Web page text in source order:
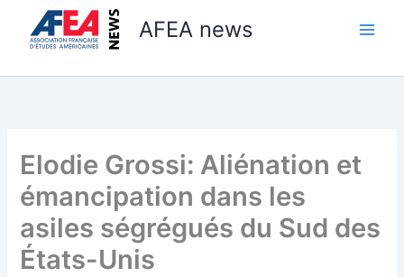
AFEA news
Elodie Grossi: Aliénation et
émancipation dans les
asiles ségrégués du Sud des
États-Unis